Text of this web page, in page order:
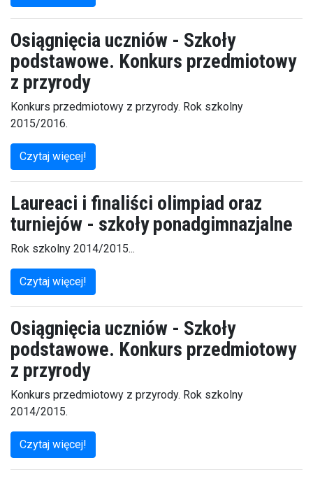
Osiągnięcia uczniów - Szkoły
podstawowe. Konkurs przedmiotowy
z przyrody
Konkurs przedmiotowy z przyrody. Rok szkolny
2015/2016.
Czytaj więcej!
Laureaci i finaliści olimpiad oraz
turniejów - szkoły ponadgimnazjalne
Rok szkolny 2014/2015...
Czytaj więcej!
Osiągnięcia uczniów - Szkoły
podstawowe. Konkurs przedmiotowy
z przyrody
Konkurs przedmiotowy z przyrody. Rok szkolny
2014/2015.
Czytaj więcej!